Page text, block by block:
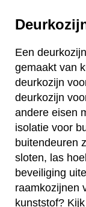
Een
gemaakt van
deurkozijn
deurkozijn
andere eisen
isolatie voor
buitendeuren
sloten, las
beveiliging
raamkozijnen
kunststof?